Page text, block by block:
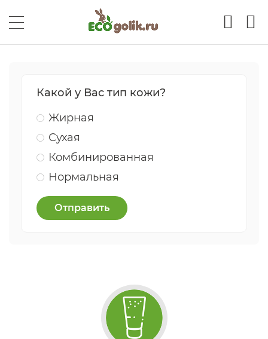
Какой у Вас тип кожи?
Жирная
Сухая
Комбинированная
Нормальная
Отправить